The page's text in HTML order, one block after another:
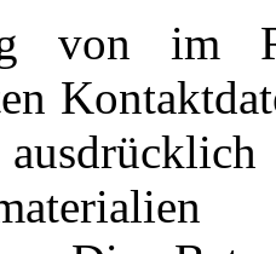
von im